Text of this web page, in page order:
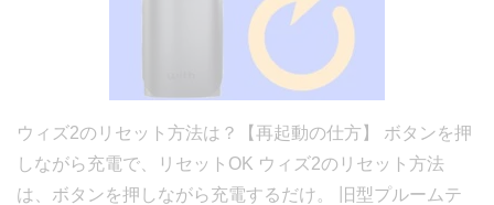
ウィズ2のリセット方法は？【再起動の仕方】 ボタンを押
しながら充電で、リセットOK ウィズ2のリセット方法
は、ボタンを押しながら充電するだけ。 旧型プルームテ